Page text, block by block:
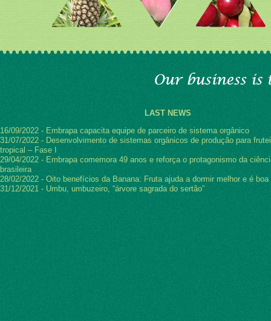
LAST NEWS
16/09/2022 - Embrapa capacita equipe de parceiro de sistema orgânico
31/07/2022 - Desenvolvimento de sistemas orgânicos de produção para
tropical – Fase I
29/04/2022 - Embrapa comemora 49 anos e reforça o protagonismo da
brasileira
28/02/2022 - Oito benefícios da Banana: Fruta ajuda a dormir melhor e é boa
31/12/2021 - Umbu, umbuzeiro, “árvore sagrada do sertão”